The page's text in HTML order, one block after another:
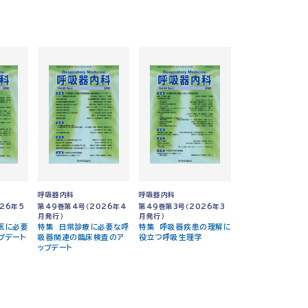
年5
に必要
デート
呼吸器内科
第49巻第4号（2026年4
月発行）
特集 日常診療に必要な呼
吸器関連の臨床検査のア
ップデート
呼吸器内科
第49巻第3号（2026年3
月発行）
特集 呼吸器疾患の理解に
役立つ呼吸生理学